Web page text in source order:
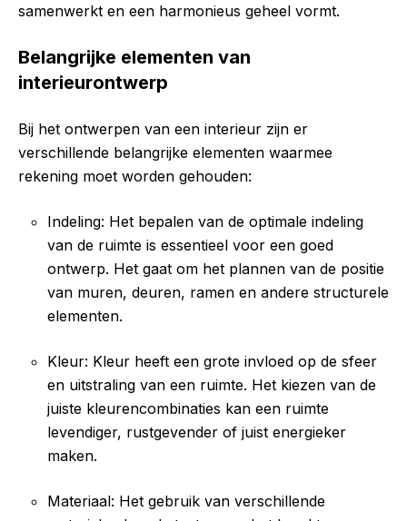
samenwerkt en een harmonieus geheel vormt.
Belangrijke elementen van
interieurontwerp
Bij het ontwerpen van een interieur zijn er
verschillende belangrijke elementen waarmee
rekening moet worden gehouden:
Indeling: Het bepalen van de optimale indeling
van de ruimte is essentieel voor een goed
ontwerp. Het gaat om het plannen van de positie
van muren, deuren, ramen en andere structurele
elementen.
Kleur: Kleur heeft een grote invloed op de sfeer
en uitstraling van een ruimte. Het kiezen van de
juiste kleurencombinaties kan een ruimte
levendiger, rustgevender of juist energieker
maken.
Materiaal: Het gebruik van verschillende